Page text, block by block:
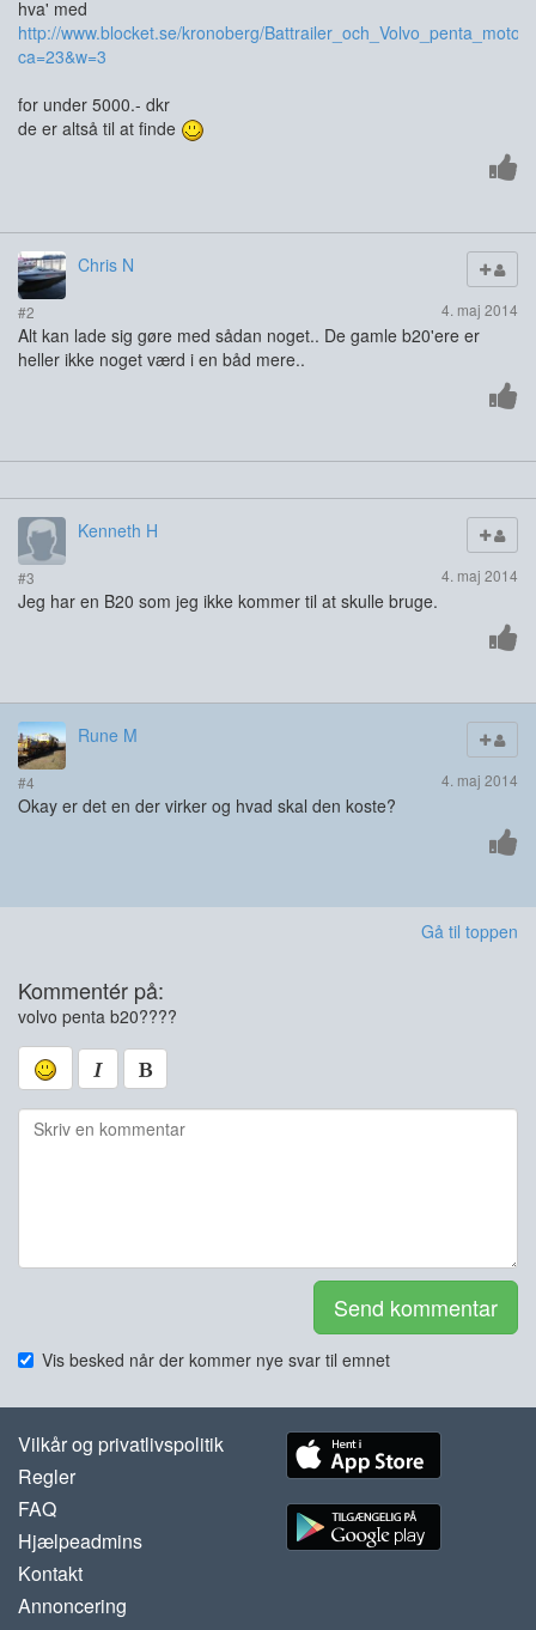
hva' med
http://www.blocket.se/kronoberg/
ca=23&w=3
for under 5000.- dkr
de er altså til at finde
Chris N
#2 4. maj 2014
Alt kan lade sig gøre med sådan noget.. De gamle b20'ere er
heller ikke noget værd i en båd mere..
Kenneth H
#3 4. maj 2014
Jeg har en B20 som jeg ikke kommer til at skulle bruge.
Rune M
#4 4. maj 2014
Okay er det en der virker og hvad skal den koste?
Gå til toppen
Kommentér på:
volvo penta b20????
Send kommentar
Vis besked når der kommer nye svar til emnet
Vilkår og privatlivspolitik
Regler
FAQ
Hjælpeadmins
Kontakt
Annoncering